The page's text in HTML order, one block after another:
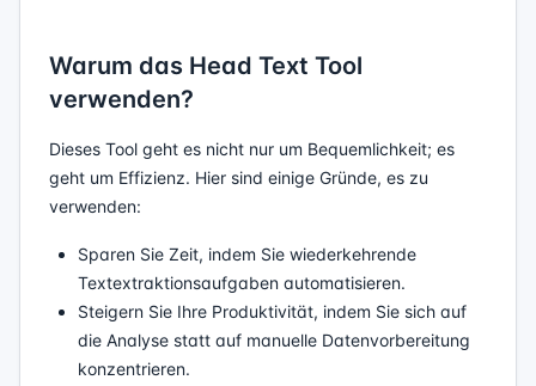
Warum das Head Text Tool
verwenden?
Dieses Tool geht es nicht nur um Bequemlichkeit; es
geht um Effizienz. Hier sind einige Gründe, es zu
verwenden:
Sparen Sie Zeit, indem Sie wiederkehrende
Textextraktionsaufgaben automatisieren.
Steigern Sie Ihre Produktivität, indem Sie sich auf
die Analyse statt auf manuelle Datenvorbereitung
konzentrieren.